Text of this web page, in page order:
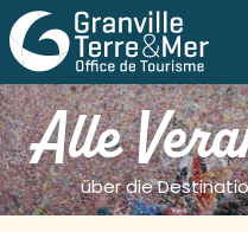
Alle
über die